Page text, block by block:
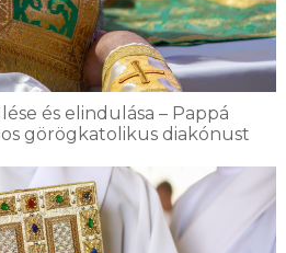
és elindulása – Pappá
görögkatolikus diakónust